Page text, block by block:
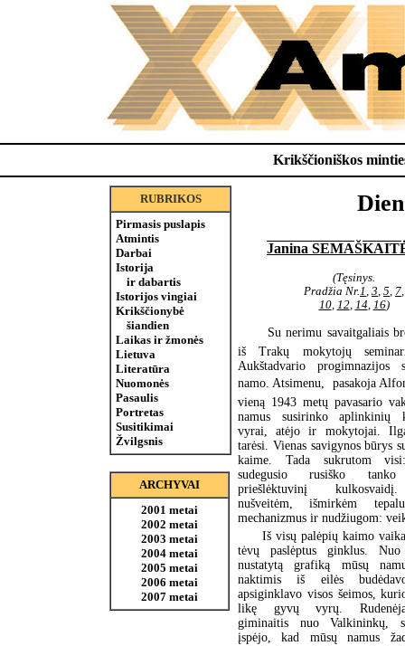
Krikščioniškos
RUBRIKOS
Pirmasis puslapis
Atmintis
Darbai
Istorija
ir dabartis
Istorijos vingiai
Krikščionybė
šiandien
Laikas ir žmonės
Lietuva
Literatūra
Nuomonės
Pasaulis
Portretas
Susitikimai
Žvilgsnis
ARCHYVAI
2001 metai
2002 metai
2003 metai
2004 metai
2005 metai
2006 metai
2007 metai
Janina
(Tęsinys.
Pradžia Nr. 1 3 5 7
10, 12, 14, 16)
 Su nerimu savaitgaliais
iš Trakų mokytojų
Aukštadvario progimnazijos
namo. Atsimenu,  pasakoja
vieną 1943 metų pavasario
namus susirinko aplinkinių
vyrai, atėjo ir mokytojai.
tarėsi. Vienas savigynos būrys
kaime. Tada sukrutom
sudegusio rusiško tanko
priešlėktuvinį
nušveitėm, išmirkėm
mechanizmus ir nudžiugom:
Iš visų palėpių kaimo
tėvų paslėptus ginklus.
nustatytą grafiką mūsų
naktimis iš eilės
apsiginklavo visos šeimos,
likę gyvų vyrų.
giminaitis nuo Valkininkų,
įspėjo, kad mūsų namus